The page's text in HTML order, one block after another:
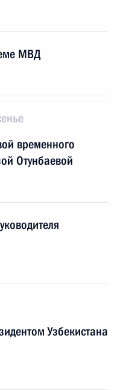
МВД
временного
Отунбаевой
Узбекистана